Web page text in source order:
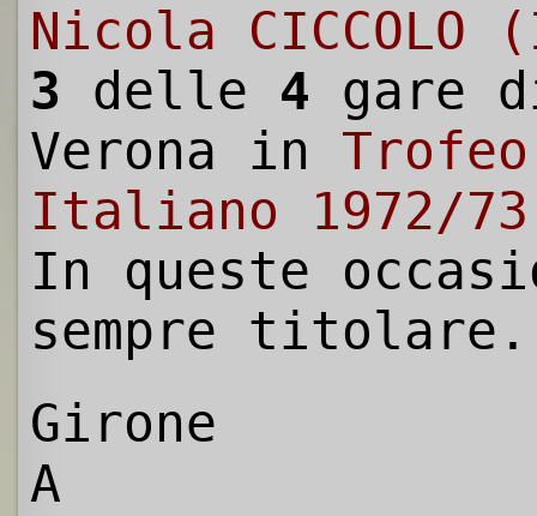
Nicola CICCOLO
3 delle 4 gare
Verona in
Italiano 1972/73
In queste
sempre titolare.
Girone
A